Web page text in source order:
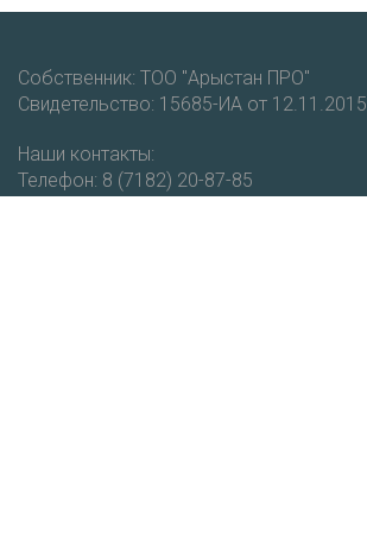
Собственник: ТОО "Арыстан ПРО"
Свидетельство: 15685-ИА от 12.11.2015
Наши контакты:
Телефон: 8 (7182) 20-87-85